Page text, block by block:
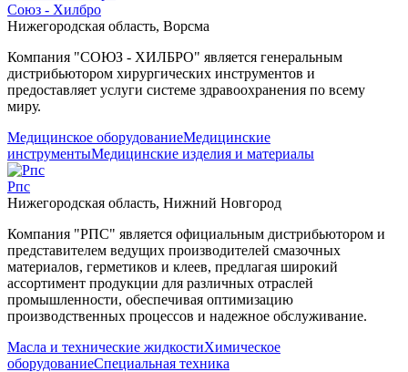
Союз - Хилбро
Нижегородская область, Ворсма
Компания "СОЮЗ - ХИЛБРО" является генеральным
дистрибьютором хирургических инструментов и
предоставляет услуги системе здравоохранения по всему
миру.
Медицинское оборудованиеМедицинские
инструментыМедицинские изделия и материалы
Рпс
Нижегородская область, Нижний Новгород
Компания "РПС" является официальным дистрибьютором и
представителем ведущих производителей смазочных
материалов, герметиков и клеев, предлагая широкий
ассортимент продукции для различных отраслей
промышленности, обеспечивая оптимизацию
производственных процессов и надежное обслуживание.
Масла и технические жидкостиХимическое
оборудованиеСпециальная техника